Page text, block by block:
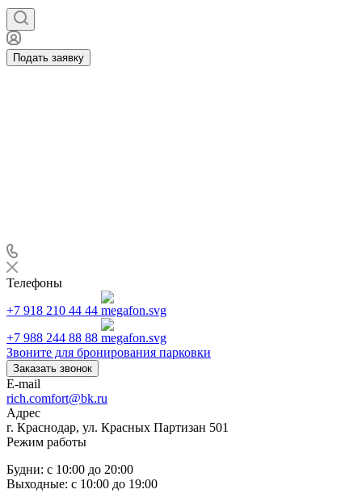
Подать заявку
Телефоны
+7 918 210 44 44
+7 988 244 88 88
Звоните для бронирования парковки
Заказать звонок
E-mail
rich.comfort@bk.ru
Адрес
г. Краснодар, ул. Красных Партизан 501
Режим работы
Будни: с 10:00 до 20:00
Выходные: с 10:00 до 19:00